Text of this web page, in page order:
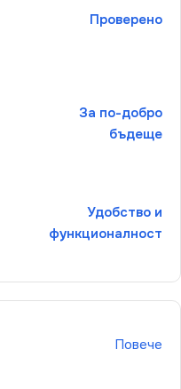
Проверено
За по-добро
бъдеще
Удобство и
функционалност
Повече